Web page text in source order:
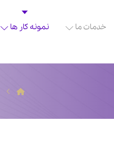
خدمات ما نمونه کار ها